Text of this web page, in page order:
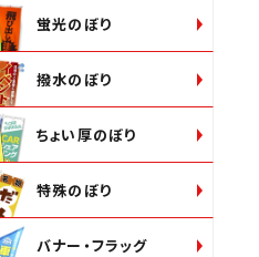
蛍光のぼり
撥水のぼり
ちょい厚のぼり
特殊のぼり
バナー・フラッグ